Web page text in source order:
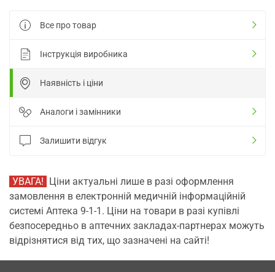
Все про товар
Інструкція виробника
Наявність і ціни
Аналоги і замінники
Залишити відгук
УВАГА! Ціни актуальні лише в разі оформлення
замовлення в електронній медичній інформаційній
системі Аптека 9-1-1. Ціни на товари в разі купівлі
безпосередньо в аптечних закладах-партнерах можуть
відрізнятися від тих, що зазначені на сайті!